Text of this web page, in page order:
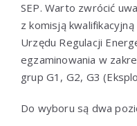
SEP. Warto zwrócić
z komisją
Urzędu Regulacji
egzaminowania w
grup G1, G2, G3
Do wyboru są dwa